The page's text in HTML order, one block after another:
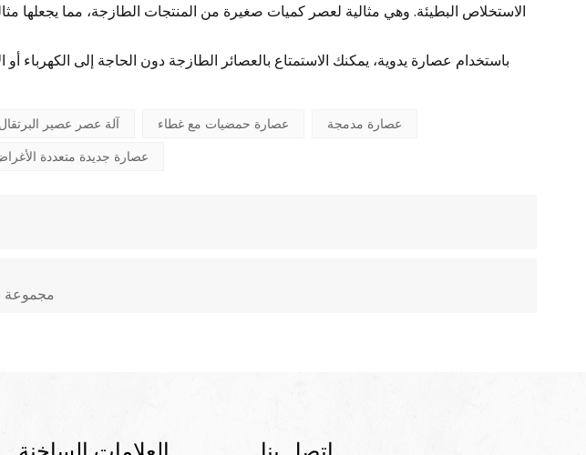
الاستخلاص البطيئة. وهي مثالية لعصر كميات صغيرة من المنتجات الطازجة، مما يجعلها
باستخدام عصارة يدوية، يمكنك الاستمتاع بالعصائر الطازجة دون الحاجة إلى الكهرباء
آلة عصر عصير البرتقال عصارة حمضيات مع غطاء
عصارة مدمجة
عصارة جديدة متعددة
مجموعة